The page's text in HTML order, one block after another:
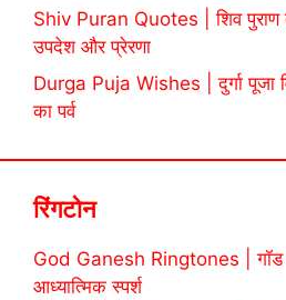
Shiv Puran Quotes | शिव पुराण
उपदेश और प्रेरणा
Durga Puja Wishes | दुर्गा पूजा
का पर्व
रिंगटोन
God Ganesh Ringtones | गॉड
आध्यात्मिक स्पर्श